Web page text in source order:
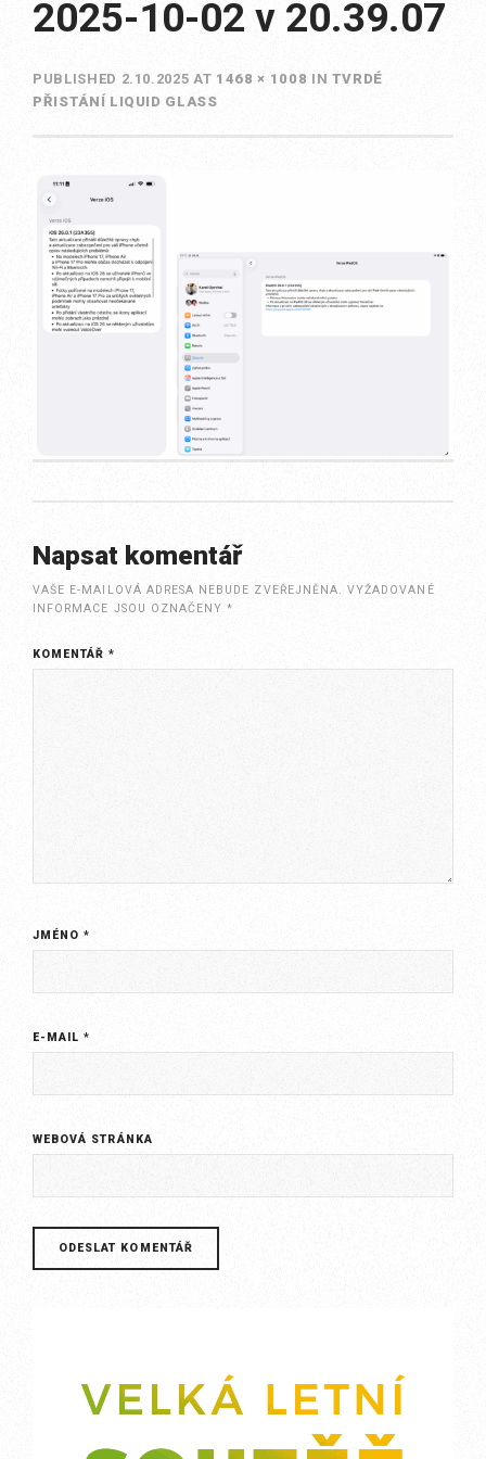
2025-10-02 v 20.39.07
PUBLISHED 2.10.2025 AT 1468 × 1008 IN TVRDÉ
PŘISTÁNÍ LIQUID GLASS
Napsat komentář
VAŠE E-MAILOVÁ ADRESA NEBUDE ZVEŘEJNĚNA. VYŽADOVANÉ
INFORMACE JSOU OZNAČENY*
KOMENTÁŘ*
JMÉNO*
E-MAIL*
WEBOVÁ STRÁNKA